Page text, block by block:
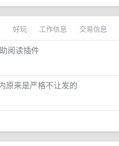
好玩 工作信息 交易信息
阅读插件
原来是严格不让发的